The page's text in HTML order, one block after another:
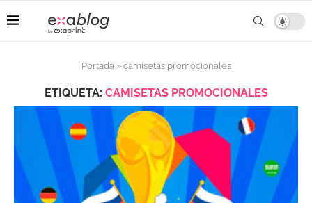
Portada» camisetas promocionales
ETIQUETA: CAMISETAS PROMOCIONALES